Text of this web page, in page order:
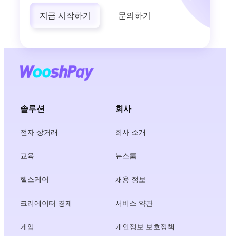
지금 시작하기 문의하기
솔루션
전자 상거래
교육
헬스케어
크리에이터 경제
게임
회사
회사 소개
뉴스룸
채용 정보
서비스 약관
개인정보 보호정책